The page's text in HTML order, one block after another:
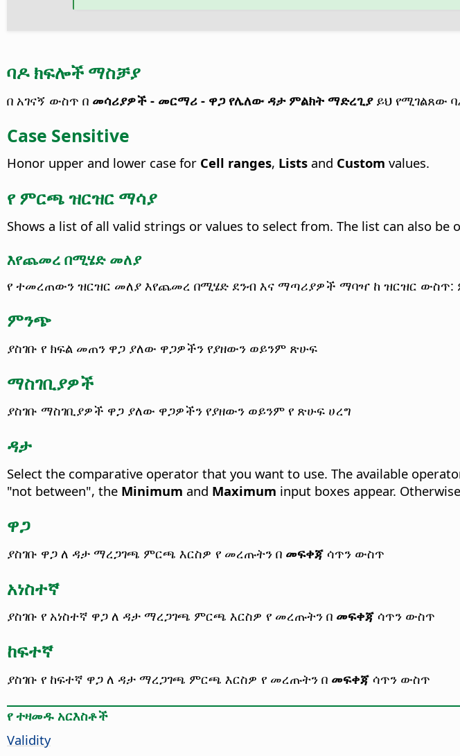
ባዶ ክፍሎች ማስቻያ
በ አገናኝ ውስጥ በ መሳሪያዎች - መርማሪ - ዋጋ የሌለው ዳታ ምልክት ማድረጊያይህ የሚገልጸው
Case Sensitive
Honor upper and lower case for Cell ranges, Lists and Custom values.
የ ምርጫ ዝርዝር ማሳያ
Shows a list of all valid strings or values to select from. The list can also be
እየጨመረ በሚሄድ መለያ
የ ተመረጠውን ዝርዝር መለያ እየጨመረ በሚሄድ ደንብ እና ማጣሪያዎች ማባዣ ከ ዝርዝር ውስጥ:
ምንጭ
ያስገቡ የ ክፍል መጠን ዋጋ ያለው ዋጋዎችን የያዘውን ወይንም ጽሁፍ
ማስገቢያዎች
ያስገቡ ማስገቢያዎች ዋጋ ያለው ዋጋዎችን የያዘውን ወይንም የ ጽሁፍ ሀረግ
ዳታ
Select the comparative operator that you want to use. The available
"not between", the Minimum and Maximum input boxes appear.
ዋጋ
ያስገቡ ዋጋ ለ ዳታ ማረጋገጫ ምርጫ እርስዎ የ መረጡትን በ መፍቀጃ ሳጥን ውስጥ
አነስተኛ
ያስገቡ የ አነስተኛ ዋጋ ለ ዳታ ማረጋገጫ ምርጫ እርስዎ የ መረጡትን በ መፍቀጃ ሳጥን ውስጥ
ከፍተኛ
ያስገቡ የ ከፍተኛ ዋጋ ለ ዳታ ማረጋገጫ ምርጫ እርስዎ የ መረጡትን በ መፍቀጃ ሳጥን ውስጥ
የ ተዛመዱ አርእስቶች
Validity